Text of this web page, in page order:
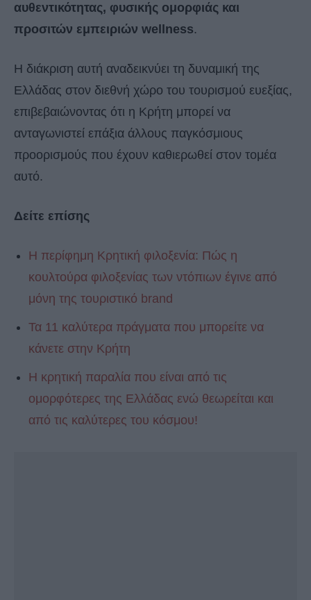
αυθεντικότητας, φυσικής ομορφιάς και
προσιτών εμπειριών wellness.
Η διάκριση αυτή αναδεικνύει τη δυναμική της
Ελλάδας στον διεθνή χώρο του τουρισμού ευεξίας,
επιβεβαιώνοντας ότι η Κρήτη μπορεί να
ανταγωνιστεί επάξια άλλους παγκόσμιους
προορισμούς που έχουν καθιερωθεί στον τομέα
αυτό.
Δείτε επίσης
Η περίφημη Κρητική φιλοξενία: Πώς η
κουλτούρα φιλοξενίας των ντόπιων έγινε από
μόνη της τουριστικό brand
Τα 11 καλύτερα πράγματα που μπορείτε να
κάνετε στην Κρήτη
Η κρητική παραλία που είναι από τις
ομορφότερες της Ελλάδας ενώ θεωρείται και
από τις καλύτερες του κόσμου!